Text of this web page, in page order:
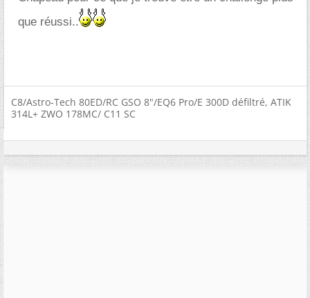
que réussi..
C8/Astro-Tech 80ED/RC GSO 8"/EQ6 Pro/E 300D défiltré, ATIK
314L+ ZWO 178MC/ C11 SC